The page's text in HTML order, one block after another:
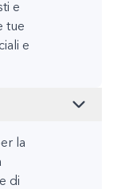
e
tue
e
la
di